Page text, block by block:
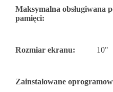
Maksymalna obsługiwana
pamięci:
Rozmiar ekranu: 10"
Zainstalowane